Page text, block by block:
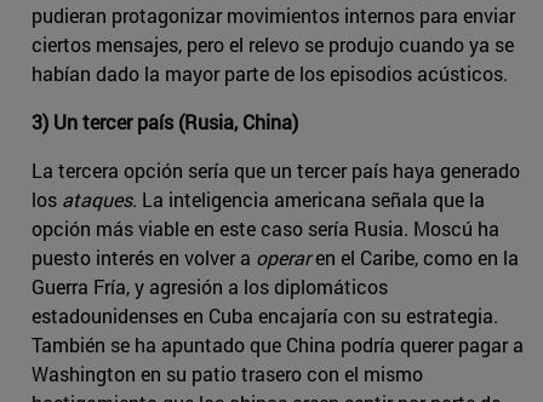
pudieran protagonizar movimientos internos para enviar
ciertos mensajes, pero el relevo se produjo cuando ya se
habían dado la mayor parte de los episodios acústicos.
3) Un tercer país (Rusia, China)
La tercera opción sería que un tercer país haya generado
los ataques. La inteligencia americana señala que la
opción más viable en este caso sería Rusia. Moscú ha
puesto interés en volver a operaren el Caribe, como en la
Guerra Fría, y agresión a los diplomáticos
estadounidenses en Cuba encajaría con su estrategia.
También se ha apuntado que China podría querer pagar a
Washington en su patio trasero con el mismo